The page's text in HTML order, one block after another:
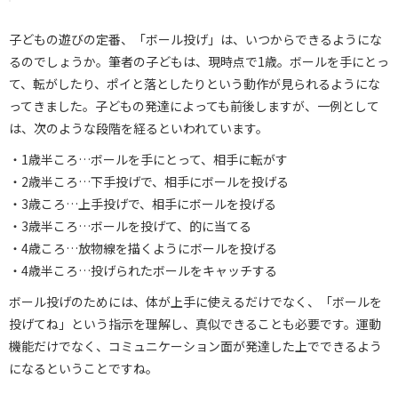
子どもの遊びの定番、「ボール投げ」は、いつからできるようにな
るのでしょうか。筆者の子どもは、現時点で1歳。ボールを手にとっ
て、転がしたり、ポイと落としたりという動作が見られるようにな
ってきました。子どもの発達によっても前後しますが、一例として
は、次のような段階を経るといわれています。
・1歳半ころ…ボールを手にとって、相手に転がす
・2歳半ころ…下手投げで、相手にボールを投げる
・3歳ころ…上手投げで、相手にボールを投げる
・3歳半ころ…ボールを投げて、的に当てる
・4歳ころ…放物線を描くようにボールを投げる
・4歳半ころ…投げられたボールをキャッチする
ボール投げのためには、体が上手に使えるだけでなく、「ボールを
投げてね」という指示を理解し、真似できることも必要です。運動
機能だけでなく、コミュニケーション面が発達した上でできるよう
になるということですね。